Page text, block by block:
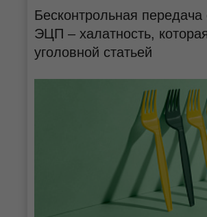
Бесконтрольная передача
ЭЦП – халатность,
уголовной статьей